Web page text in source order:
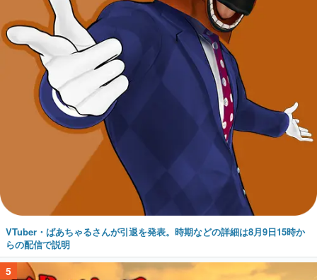
VTuber・ばあちゃるさんが引退を発表。時期などの詳細は8月9日15時か
らの配信で説明
5